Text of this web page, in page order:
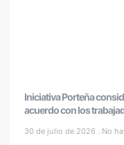
Iniciativa Porteña
acuerdo con los
30 de julio de 2026 No